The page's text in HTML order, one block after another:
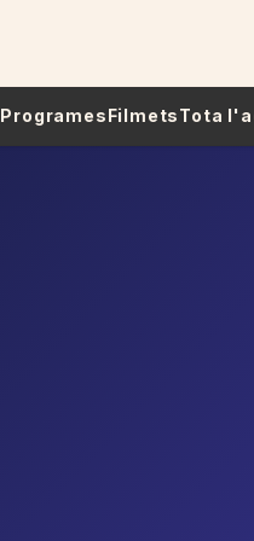
ProgramesFilmetsTota